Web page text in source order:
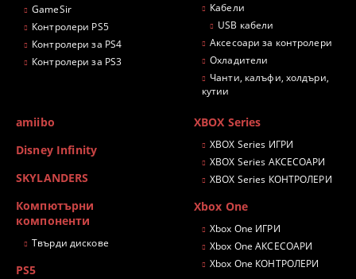
GameSir
Контролери PS5
Контролери за PS4
Контролери за PS3
Кабели
USB кабели
Аксесоари за контролери
Охладители
Чанти, калъфи, холдъри,
кутии
amiibo
Disney Infinity
SKYLANDERS
Компютърни
компоненти
Твърди дискове
PS5
XBOX Series
XBOX Series ИГРИ
XBOX Series АКСЕСОАРИ
XBOX Series КОНТРОЛЕРИ
Xbox One
Xbox One ИГРИ
Xbox One АКСЕСОАРИ
Xbox One КОНТРОЛЕРИ